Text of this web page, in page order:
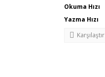
Okuma Hızı
Yazma Hızı
Karşılaştır